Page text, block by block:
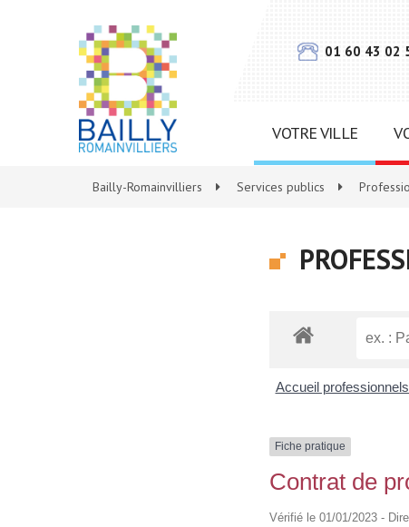
01 60 43 02
VOTRE VILLE
Bailly-Romainvilliers Services publics
Accueil professionnels
Fiche pratique
Contrat de
Vérifié le 01/01/2023 -